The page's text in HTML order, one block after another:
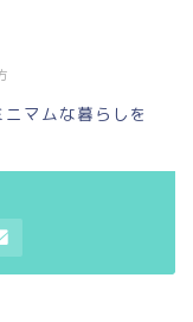
マムな暮らしを